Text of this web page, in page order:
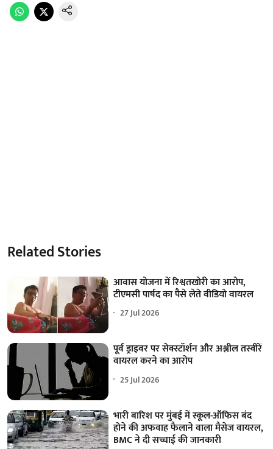
Related Stories
आवास योजना में रिश्वतखोरी का आरोप,
टीएमसी पार्षद का पैसे लेते वीडियो वायरल
27 Jul 2026
पूर्व ड्राइवर पर सेक्स्टॉर्शन और अश्लील तस्वीरें
वायरल करने का आरोप
25 Jul 2026
भारी बारिश पर मुंबई में स्कूल-ऑफिस बंद
होने की अफवाह फैलाने वाला मैसेज वायरल,
BMC ने दी सच्चाई की जानकारी